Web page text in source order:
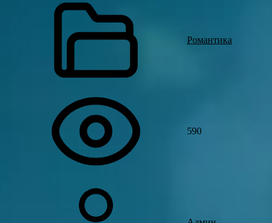
Романтика
590